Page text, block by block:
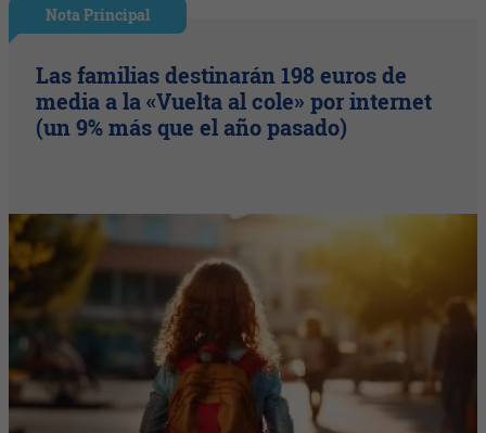
Nota Principal
Las familias destinarán 198 euros de
media a la «Vuelta al cole» por internet
(un 9% más que el año pasado)